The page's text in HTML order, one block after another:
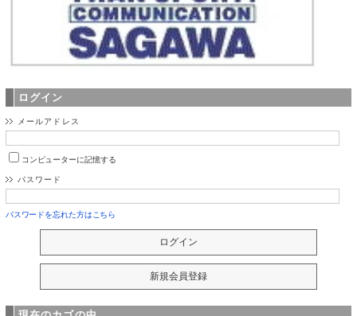
ログイン
メールアドレス
コンピューターに記憶する
パスワード
パスワードを忘れた方はこちら